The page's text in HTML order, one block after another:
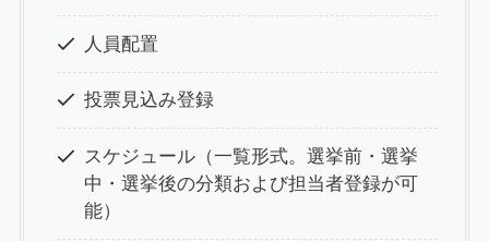
人員配置
投票見込み登録
スケジュール（一覧形式。選挙前・選挙
中・選挙後の分類および担当者登録が可
能）